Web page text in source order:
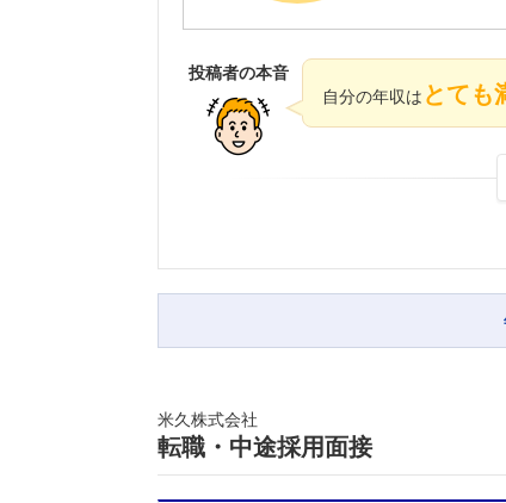
投稿者の本音
自分の年収は とても
米久株式会社
転職・中途採用面接